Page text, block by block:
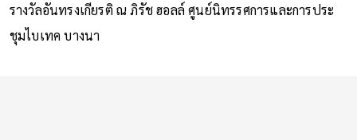
รางวัลอันทรงเกียรติ ณ ภิรัช ฮอลล์ ศูนย์นิทรรศการและการประ
ชุมไบเทค บางนา